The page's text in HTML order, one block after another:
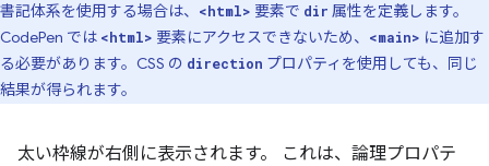
書記体系を使用する場合は、
<html> 要素で dir 属性を定義します。
CodePen では <html> 要素にアクセスできないため、 <main> に追加す
る必要があります。CSS の direction プロパティを使用しても、同じ
結果が得られます。
太い枠線が右側に表示されます。 これは、論理プロパテ